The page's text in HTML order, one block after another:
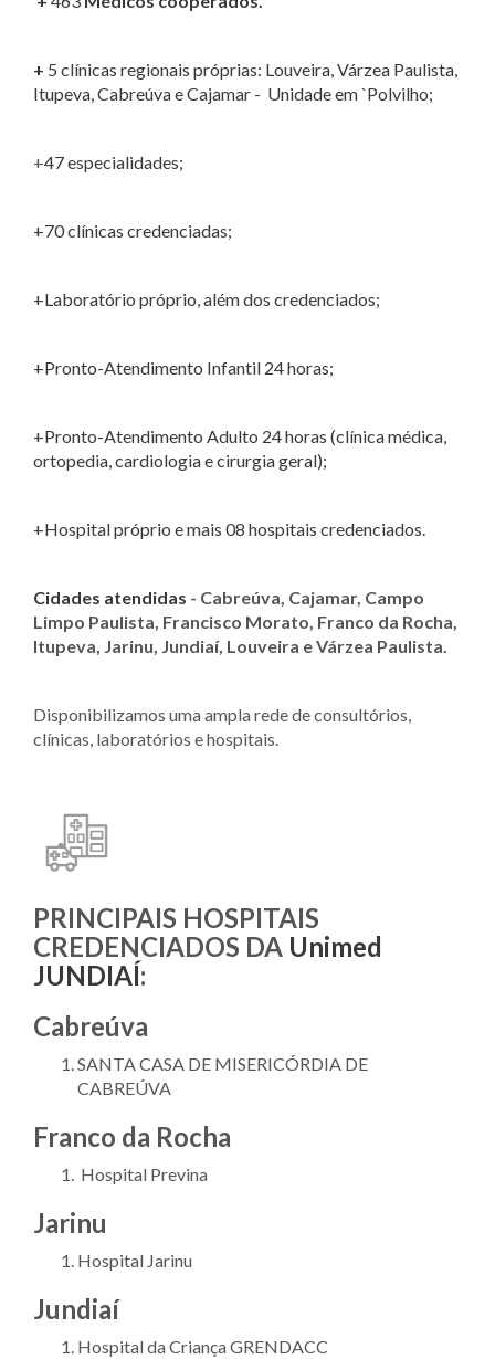
+ 5 clínicas regionais próprias: Louveira, Várzea Paulista,
Itupeva, Cabreúva e Cajamar - Unidade em `Polvilho;
+47 especialidades;
+70 clínicas credenciadas;
+Laboratório próprio, além dos credenciados;
+Pronto-Atendimento Infantil 24 horas;
+Pronto-Atendimento Adulto 24 horas (clínica médica,
ortopedia, cardiologia e cirurgia geral);
+Hospital próprio e mais 08 hospitais credenciados.
Cidades atendidas - Cabreúva, Cajamar, Campo
Limpo Paulista, Francisco Morato, Franco da Rocha,
Itupeva, Jarinu, Jundiaí, Louveira e Várzea Paulista.
Disponibilizamos uma ampla rede de consultórios,
clínicas, laboratórios e hospitais.
PRINCIPAIS HOSPITAIS
CREDENCIADOS DA Unimed
JUNDIAÍ:
Cabreúva
SANTA CASA DE MISERICÓRDIA DE
CABREÚVA
Franco da Rocha
Hospital Previna
Jarinu
Hospital Jarinu
Jundiaí
Hospital da Criança GRENDACC